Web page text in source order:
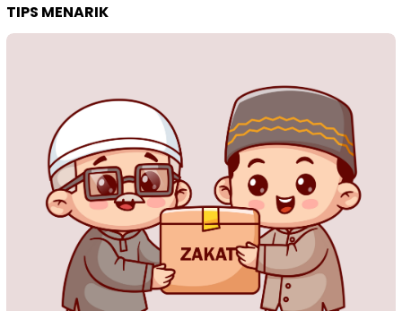
TIPS MENARIK